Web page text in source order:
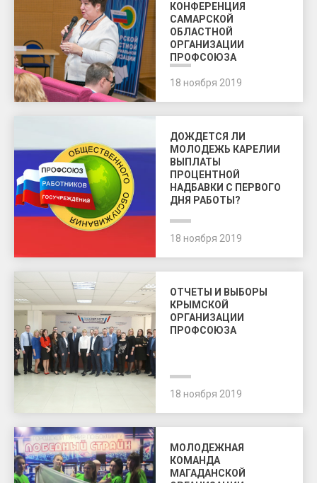
КОНФЕРЕНЦИЯ
САМАРСКОЙ
ОБЛАСТНОЙ
ОРГАНИЗАЦИИ
ПРОФСОЮЗА
18 ноября 2019
ДОЖДЕТСЯ ЛИ
МОЛОДЕЖЬ КАРЕЛИИ
ВЫПЛАТЫ
ПРОЦЕНТНОЙ
НАДБАВКИ С ПЕРВОГО
ДНЯ РАБОТЫ?
18 ноября 2019
ОТЧЕТЫ И ВЫБОРЫ
КРЫМСКОЙ
ОРГАНИЗАЦИИ
ПРОФСОЮЗА
18 ноября 2019
МОЛОДЕЖНАЯ
КОМАНДА
МАГАДАНСКОЙ